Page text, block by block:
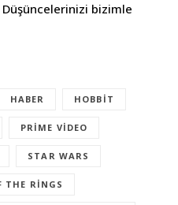
Düşüncelerinizi bizimle
HABER HOBBIT
PRIME VIDEO
STAR WARS
THE RINGS